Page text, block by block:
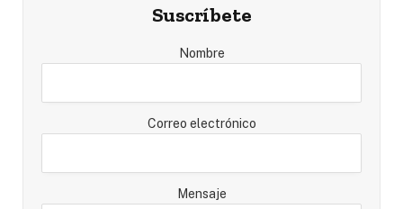
Suscríbete
Nombre
Correo electrónico
Mensaje